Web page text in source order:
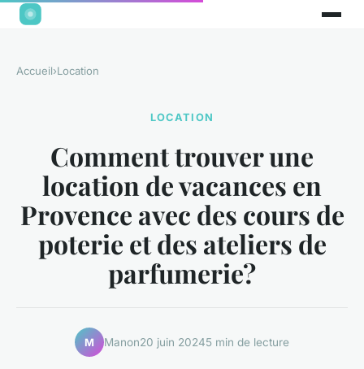
Accueil›Location
LOCATION
Comment trouver une
location de vacances en
Provence avec des cours de
poterie et des ateliers de
parfumerie?
M Manon20 juin 20245 min de lecture